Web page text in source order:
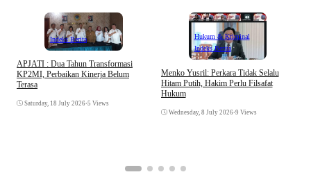
Indeks Berita
APJATI : Dua Tahun Transformasi
KP2MI, Perbaikan Kinerja Belum
Terasa
Saturday, 18 July 2026•5 Views
Hukum & Kriminal
Indeks Berita
Menko Yusril: Perkara Tidak Selalu
Hitam Putih, Hakim Perlu Filsafat
Hukum
Wednesday, 8 July 2026•9 Views